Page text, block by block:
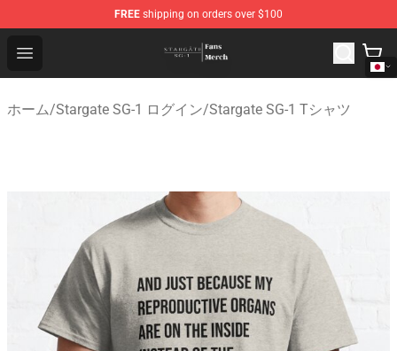
FREE shipping on orders over $100
Open menu
Stargate SG-1 Store - Official Stargate SG-1
ホーム/Stargate SG-1 ログイン/Stargate SG-1 Tシャツ